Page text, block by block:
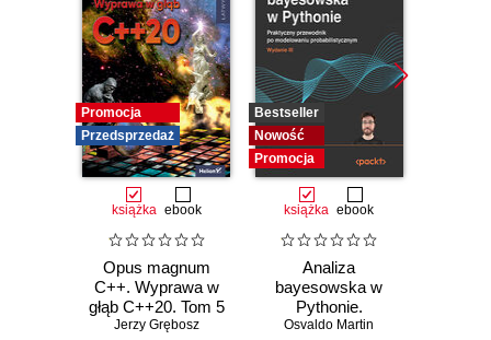
Promocja
Przedsprzedaż
książka ebook
Opus magnum
C++. Wyprawa w
głąb C++20. Tom 5
Jerzy Grębosz
Bestseller
Nowość
Promocja
książka ebook
Analiza
bayesowska w
Pythonie.
Praktyczny
Osvaldo Martin